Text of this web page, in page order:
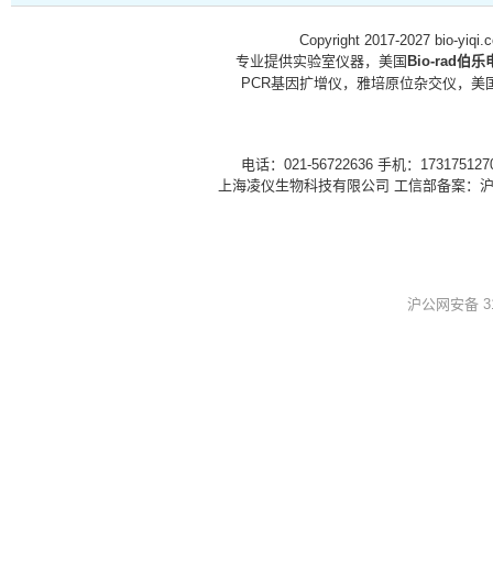
Copyright 2017-2027 bio-
专业提供实验室仪器，美国 Bio-rad伯乐
PCR基因扩增仪，雅培原位杂交仪，
电话：021-56722636 手机：
上海凌仪生物科技有限公司 工信部备案：
沪公网安备